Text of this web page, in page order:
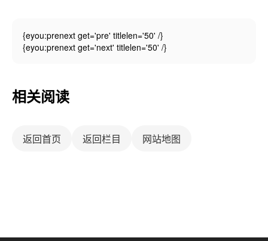
{eyou:prenext get='pre' titlelen='50' /}
{eyou:prenext get='next' titlelen='50' /}
相关阅读
返回首页 返回栏目 网站地图